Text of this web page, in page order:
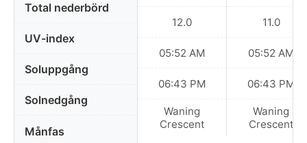
Total nederbörd
UV-index
Soluppgång
Solnedgång
Månfas
12.0
05:52 AM
06:43 PM
Waning
Crescent
11.0
05:52 AM
06:43 PM
Waning
Crescent